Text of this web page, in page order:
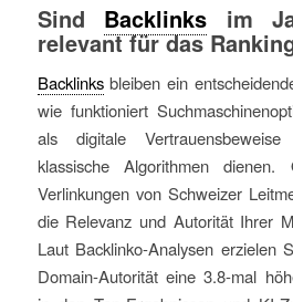
Sind Backlinks im
relevant für das
Backlinksbleiben ein
wie funktioniert
als digitale
klassische Algorithmen dienen.
Verlinkungen von Schweizer
die Relevanz und Autorität Ihrer
Laut Backlinko-Analysen erzielen
Domain-Autorität eine 3.8-mal